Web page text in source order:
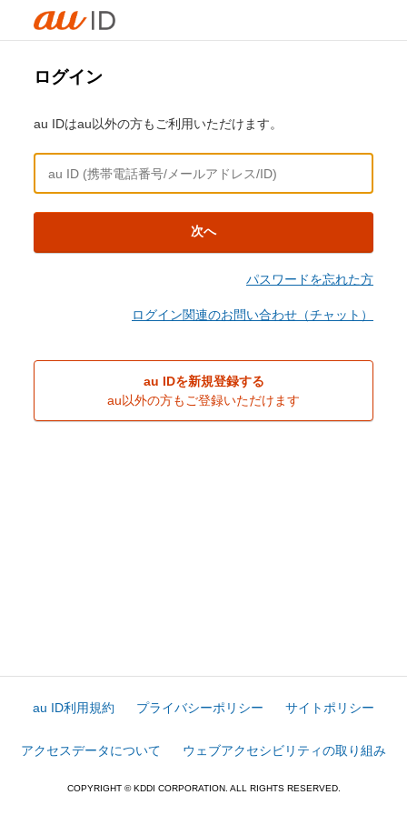
ログイン
au IDはau以外の方もご利用いただけます。
次へ
パスワードを忘れた方
ログイン関連のお問い合わせ（チャット）
au IDを新規登録する
au以外の方もご登録いただけます
au ID利用規約 プライバシーポリシー サイトポリシー
アクセスデータについて ウェブアクセシビリティの取り組み
COPYRIGHT © KDDI CORPORATION. ALL RIGHTS RESERVED.